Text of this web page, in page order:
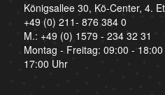
Königsallee 30, Kö-Center, 4.
+49 (0) 211- 876 384 0
M.: +49 (0) 1579 - 234 32 31
Montag - Freitag: 09:00 -
17:00 Uhr